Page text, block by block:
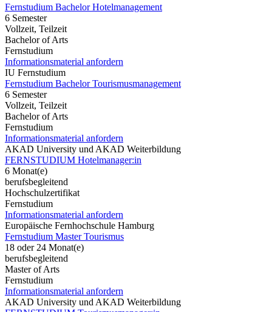
Fernstudium Bachelor Hotelmanagement
6 Semester
Vollzeit, Teilzeit
Bachelor of Arts
Fernstudium
Informationsmaterial anfordern
IU Fernstudium
Fernstudium Bachelor Tourismusmanagement
6 Semester
Vollzeit, Teilzeit
Bachelor of Arts
Fernstudium
Informationsmaterial anfordern
AKAD University und AKAD Weiterbildung
FERNSTUDIUM Hotelmanager:in
6 Monat(e)
berufsbegleitend
Hochschulzertifikat
Fernstudium
Informationsmaterial anfordern
Europäische Fernhochschule Hamburg
Fernstudium Master Tourismus
18 oder 24 Monat(e)
berufsbegleitend
Master of Arts
Fernstudium
Informationsmaterial anfordern
AKAD University und AKAD Weiterbildung